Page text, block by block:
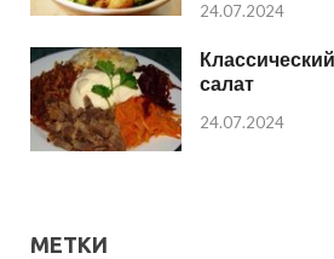
24.07.2024
салат
24.07.2024
МЕТКИ